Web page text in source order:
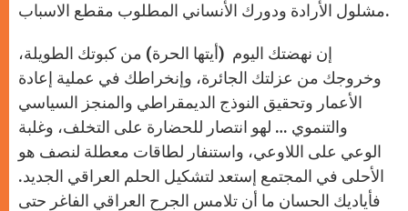
مشلول الأرادة ودورك الأنساني المطلوب مقطع الاسباب.
إن نهضتك اليوم (أيتها الحرة) من كبوتك الطويلة،
وخروجك من عزلتك الجائرة، وإنخراطك في عملية إعادة
الأعمار وتحقيق النوذج الديمقراطي والمنجز السياسي
والتنموي … لهو انتصار للحضارة على التخلف، وغلبة
الوعي على اللاوعي، واستنفار لطاقات معطلة لنصف هو
الأحلى في المجتمع إستعد لتشكيل الحلم العراقي الجديد.
فأياديك الحسان ما أن تلامس الجرح العراقي الفاغر حتى